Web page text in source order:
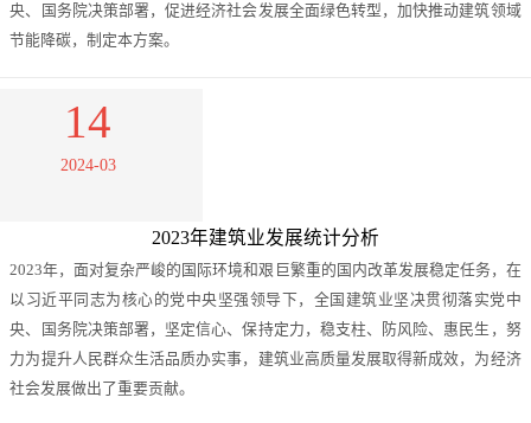
央、国务院决策部署，促进经济社会发展全面绿色转型，加快推动建筑领域
节能降碳，制定本方案。
14
2024-03
2023年建筑业发展统计分析
2023年，面对复杂严峻的国际环境和艰巨繁重的国内改革发展稳定任务，在
以习近平同志为核心的党中央坚强领导下，全国建筑业坚决贯彻落实党中
央、国务院决策部署，坚定信心、保持定力，稳支柱、防风险、惠民生，努
力为提升人民群众生活品质办实事，建筑业高质量发展取得新成效，为经济
社会发展做出了重要贡献。